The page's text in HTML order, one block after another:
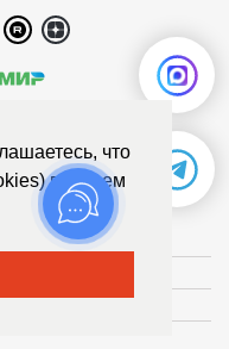
что
в вашем
данных